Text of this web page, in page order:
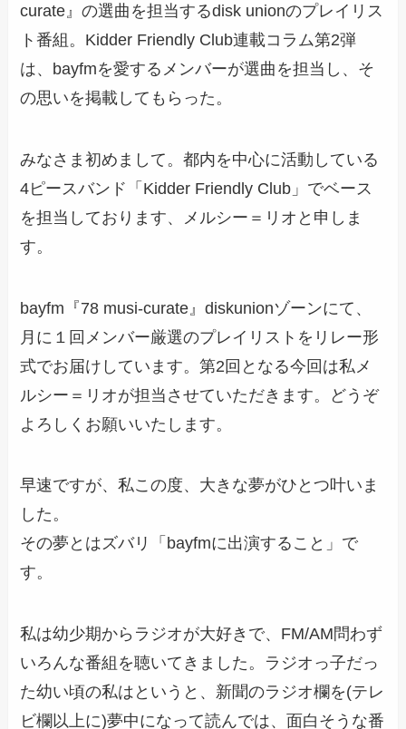
curate』の選曲を担当するdisk unionのプレイリス
ト番組。Kidder Friendly Club連載コラム第2弾
は、bayfmを愛するメンバーが選曲を担当し、そ
の思いを掲載してもらった。
みなさま初めまして。都内を中心に活動している
4ピースバンド「Kidder Friendly Club」でベース
を担当しております、メルシー＝リオと申しま
す。
bayfm『78 musi-curate』diskunionゾーンにて、
月に１回メンバー厳選のプレイリストをリレー形
式でお届けしています。第2回となる今回は私メ
ルシー＝リオが担当させていただきます。どうぞ
よろしくお願いいたします。
早速ですが、私この度、大きな夢がひとつ叶いま
した。
その夢とはズバリ「bayfmに出演すること」で
す。
私は幼少期からラジオが大好きで、FM/AM問わず
いろんな番組を聴いてきました。ラジオっ子だっ
た幼い頃の私はというと、新聞のラジオ欄を(テレ
ビ欄以上に)夢中になって読んでは、面白そうな番